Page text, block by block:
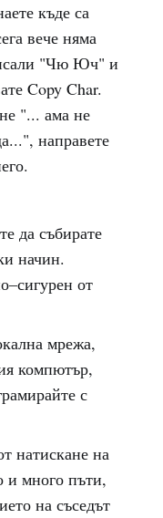
къде са
вече няма
"Чю Юч" и
Copy Char.
"... ама не
направете
да събирате
начин.
от
мрежа,
компютър,
с
натискане на
много пъти,
на съседът